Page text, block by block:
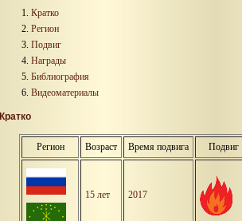
Кратко
Регион
Подвиг
Награды
Библиография
Видеоматериалы
Кратко
Регион Возраст Время подвига Подвиг
15 лет 2017